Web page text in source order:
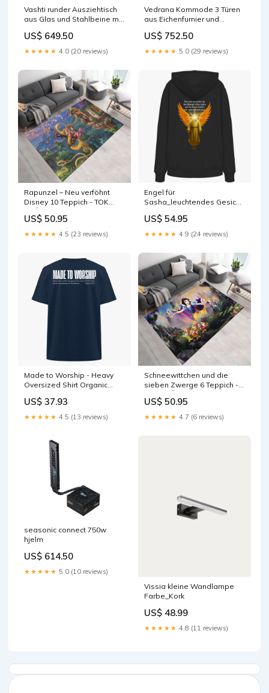
Vashti runder Ausziehtisch
aus Glas und Stahlbeine mit
(160) cm Farbe_Sahara
US$ 649.50
★★★★★ 4.0 (20 reviews)
Vedrana Kommode 3 Türen
aus Eichenfurnier und
80 cm Material_Batyline /
Polyesterpulver-
US$ 752.50
★★★★★ 5.0 (29 reviews)
Rapunzel – Neu verföhnt
Disney 10 Teppich - TOK
US$ 50.95
★★★★★ 4.5 (23 reviews)
Engel für
Sasha_leuchtendes Gesicht
US$ 54.95
★★★★★ 4.9 (24 reviews)
Made to Worship - Heavy
Oversized Shirt Organic
US$ 37.93
★★★★★ 4.5 (13 reviews)
Schneewittchen und die
sieben Zwerge 6 Teppich -
US$ 50.95
★★★★★ 4.7 (6 reviews)
seasonic connect 750w
hjelm
US$ 614.50
★★★★★ 5.0 (10 reviews)
Vissia kleine Wandlampe
Farbe_Kork
US$ 48.99
★★★★★ 4.8 (11 reviews)